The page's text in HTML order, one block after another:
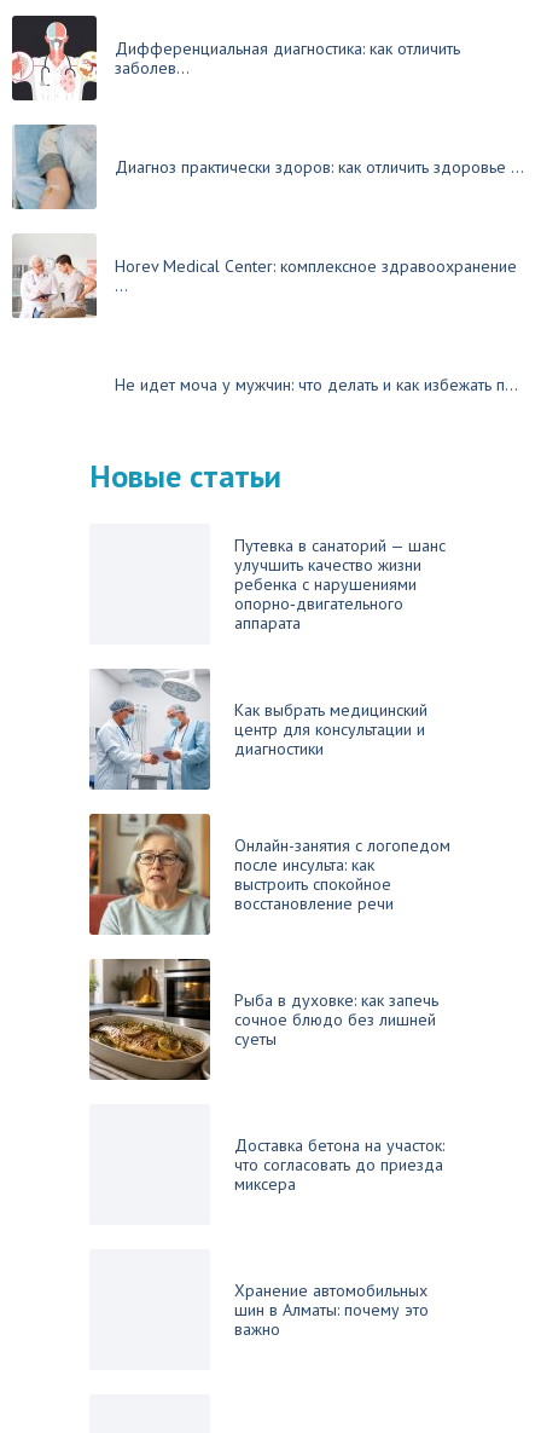
Дифференциальная диагностика: как отличить
заболев...
Диагноз практически здоров: как отличить здоровье ...
Horev Medical Center: комплексное здравоохранение
...
Не идет моча у мужчин: что делать и как избежать п...
Новые статьи
Путевка в санаторий — шанс
улучшить качество жизни
ребенка с нарушениями
опорно‑двигательного
аппарата
Как выбрать медицинский
центр для консультации и
диагностики
Онлайн-занятия с логопедом
после инсульта: как
выстроить спокойное
восстановление речи
Рыба в духовке: как запечь
сочное блюдо без лишней
суеты
Доставка бетона на участок:
что согласовать до приезда
миксера
Хранение автомобильных
шин в Алматы: почему это
важно